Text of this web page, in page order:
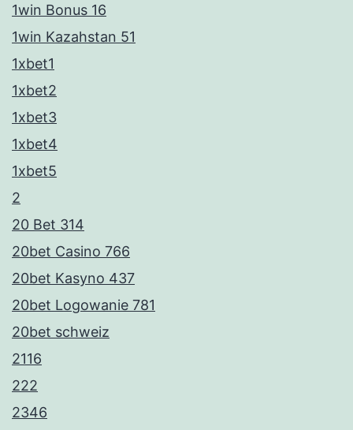
1win Bonus 16
1win Kazahstan 51
1xbet1
1xbet2
1xbet3
1xbet4
1xbet5
2
20 Bet 314
20bet Casino 766
20bet Kasyno 437
20bet Logowanie 781
20bet schweiz
2116
222
2346